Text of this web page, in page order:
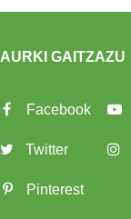
AURKI GAITZAZU
Facebook
Twitter
Pinterest